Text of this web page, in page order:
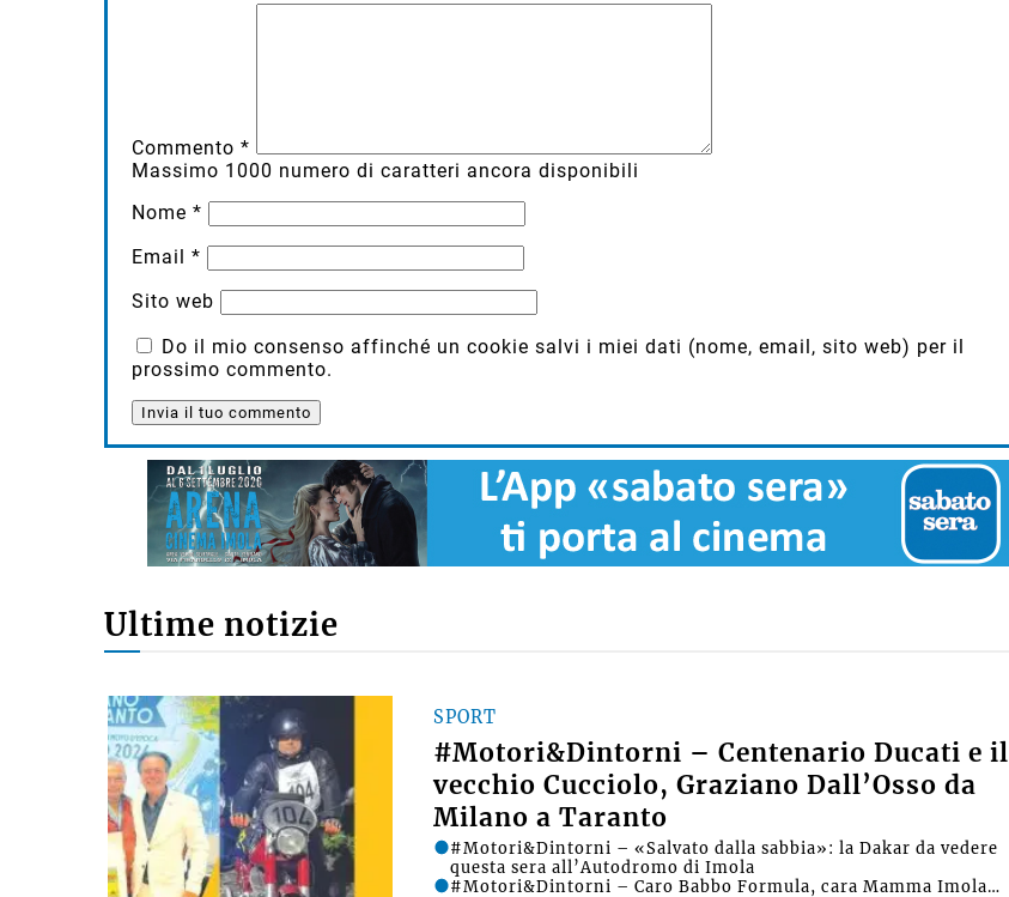
Commento *
Massimo 1000 numero di caratteri ancora disponibili
Nome *
Email *
Sito web
Do il mio consenso affinché un cookie salvi i miei dati (nome, email, sito web) per il
prossimo commento.
Ultime notizie
SPORT
#Motori&Dintorni – Centenario Ducati e il
vecchio Cucciolo, Graziano Dall’Osso da
Milano a Taranto
#Motori&Dintorni – «Salvato dalla sabbia»: la Dakar da vedere
questa sera all’Autodromo di Imola
#Motori&Dintorni – Caro Babbo Formula, cara Mamma Imola…